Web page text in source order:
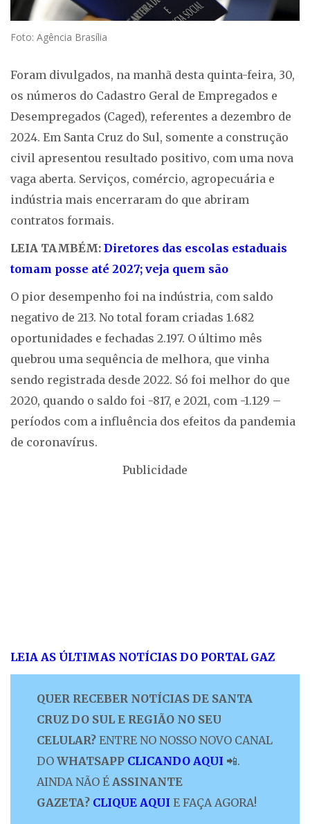
Foto: Agência Brasília
Foram divulgados, na manhã desta quinta-feira, 30,
os números do Cadastro Geral de Empregados e
Desempregados (Caged), referentes a dezembro de
2024. Em Santa Cruz do Sul, somente a construção
civil apresentou resultado positivo, com uma nova
vaga aberta. Serviços, comércio, agropecuária e
indústria mais encerraram do que abriram
contratos formais.
LEIA TAMBÉM: Diretores das escolas estaduais
tomam posse até 2027; veja quem são
O pior desempenho foi na indústria, com saldo
negativo de 213. No total foram criadas 1.682
oportunidades e fechadas 2.197. O último mês
quebrou uma sequência de melhora, que vinha
sendo registrada desde 2022. Só foi melhor do que
2020, quando o saldo foi -817, e 2021, com -1.129 –
períodos com a influência dos efeitos da pandemia
de coronavírus.
Publicidade
LEIA AS ÚLTIMAS NOTÍCIAS DO PORTAL GAZ
QUER RECEBER NOTÍCIAS DE SANTA
CRUZ DO SUL E REGIÃO NO SEU
CELULAR? ENTRE NO NOSSO NOVO CANAL
DO WHATSAPP CLICANDO AQUI 📲.
AINDA NÃO É ASSINANTE
GAZETA? CLIQUE AQUI E FAÇA AGORA!